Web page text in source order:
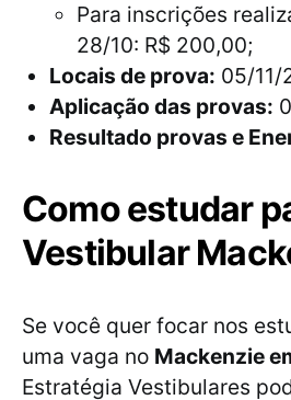
Para inscrições
28/10: R$ 200,00;
Locais de prova: 05/11/
Aplicação das provas:
Resultado provas e
Como estudar
Vestibular
Se você quer focar nos
uma vaga no Mackenzie
Estratégia Vestibulares